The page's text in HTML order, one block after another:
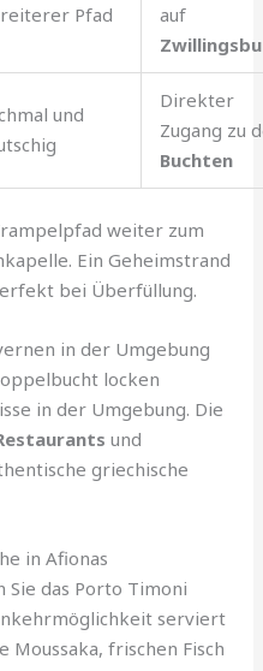
Pfad
auf
und
Direkter
Zugang zu
Buchten
weiter zum
Ein Geheimstrand
bei Überfüllung.
in der Umgebung
locken
in der Umgebung. Die
und
griechische
in Afionas
das Porto Timoni
serviert
frischen Fisch